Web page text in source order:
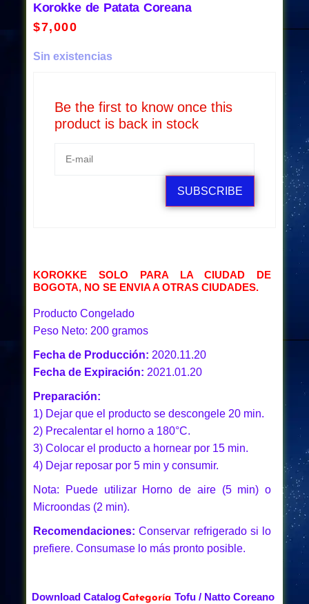
Korokke de Patata Coreana
$7,000
Sin existencias
Be the first to know once this
product is back in stock
SUBSCRIBE
KOROKKE SOLO PARA LA CIUDAD DE
BOGOTA, NO SE ENVIA A OTRAS CIUDADES.
Producto Congelado
Peso Neto: 200 gramos
Fecha de Producción: 2020.11.20
Fecha de Expiración: 2021.01.20
Preparación:
1) Dejar que el producto se descongele 20 min.
2) Precalentar el horno a 180°C.
3) Colocar el producto a hornear por 15 min.
4) Dejar reposar por 5 min y consumir.
Nota: Puede utilizar Horno de aire (5 min) o
Microondas (2 min).
Recomendaciones:Conservar refrigerado si lo
prefiere. Consumase lo más pronto posible.
Download CatalogCategoría Tofu / Natto Coreano